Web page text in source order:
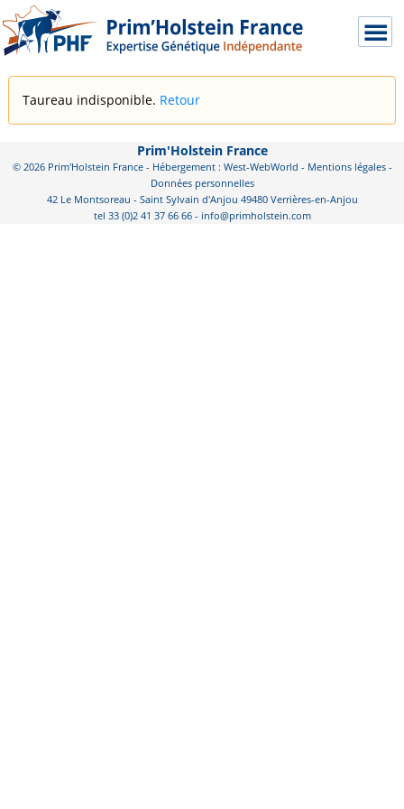
Taureau indisponible. Retour
Prim'Holstein France
© 2026 Prim'Holstein France - Hébergement : West-WebWorld - Mentions légales-
Données personnelles
42 Le Montsoreau - Saint Sylvain d'Anjou 49480 Verrières-en-Anjou
tel 33 (0)2 41 37 66 66 - info@primholstein.com